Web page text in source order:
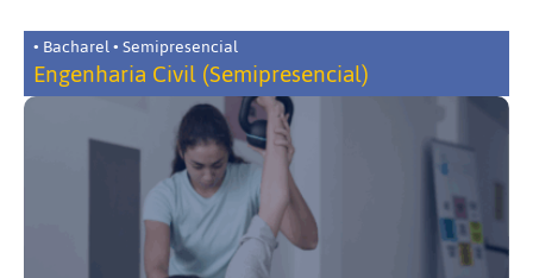
• Bacharel • Semipresencial
Engenharia Civil (Semipresencial)